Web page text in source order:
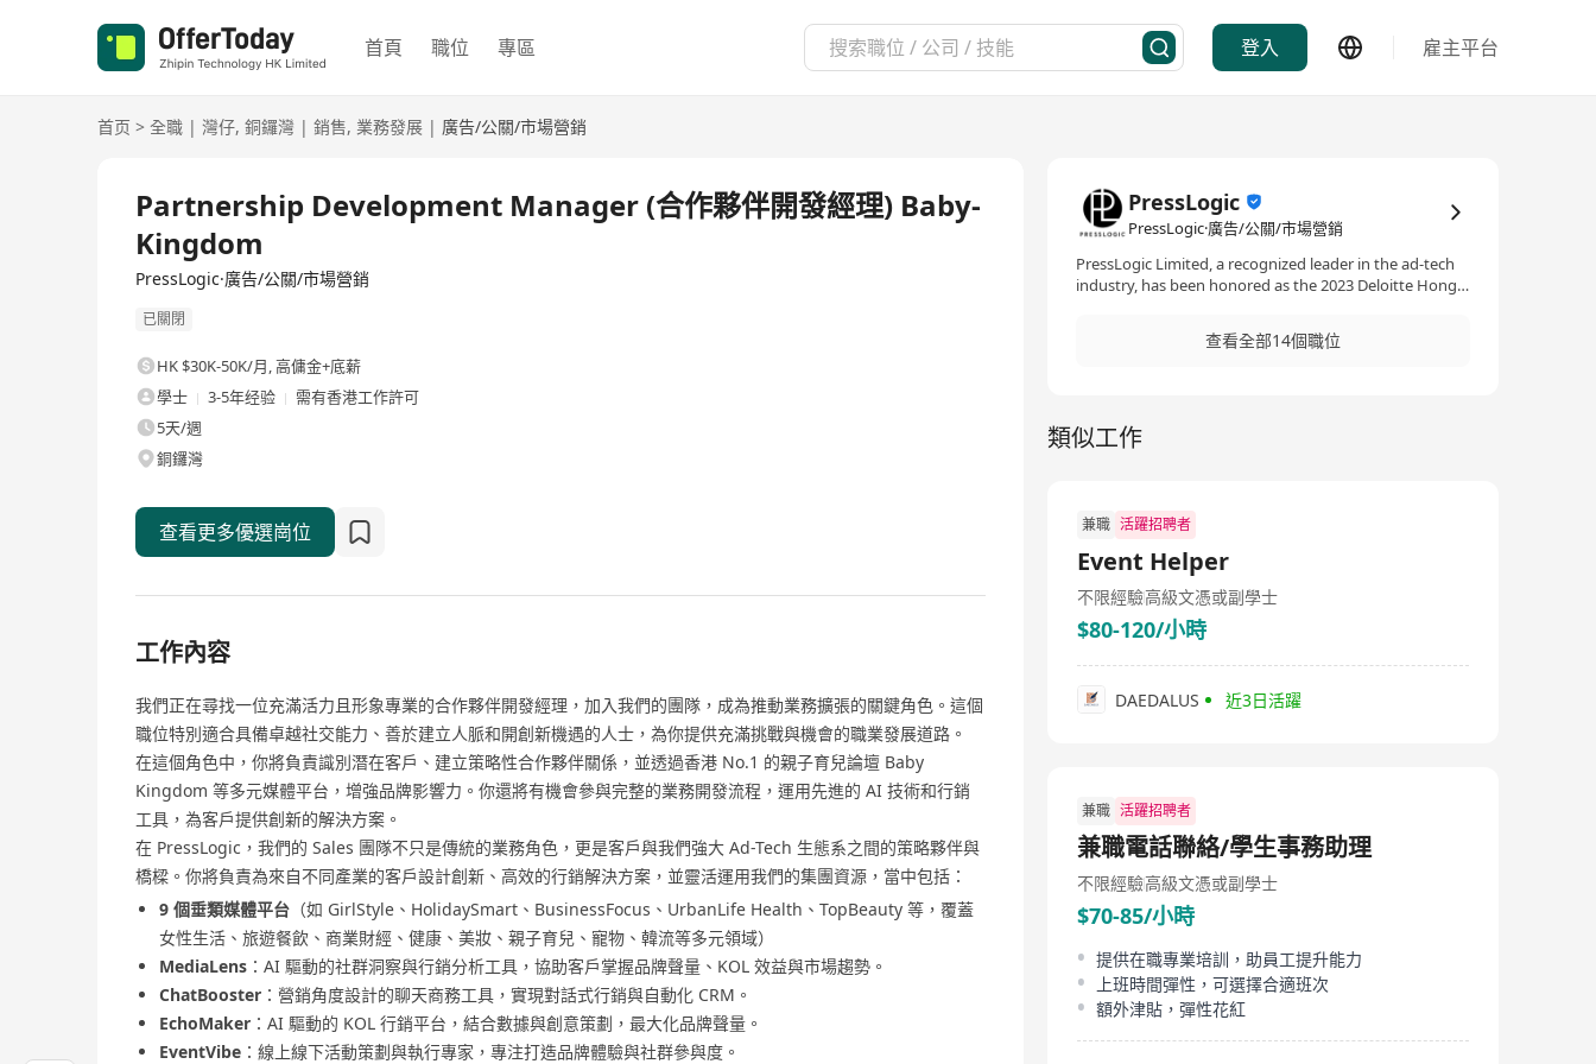
首頁 職位 專區 登入 雇主平台
首页 > 全職 | 灣仔, 銅鑼灣 | 銷售, 業務發展 | 廣告/公關/市場營銷
Partnership Development Manager (合作夥伴開發經理) Baby-
Kingdom
PressLogic·廣告/公關/市場營銷
已關閉
HK $30K-50K/月,高傭金+底薪
學士
3-5年经验
需有香港工作許可
5天/週
銅鑼灣
查看更多優選崗位
工作內容
我們正在尋找一位充滿活力且形象專業的合作夥伴開發經理，加入我們的團隊，成為推動業務擴張的關鍵角色。這個
職位特別適合具備卓越社交能力、善於建立人脈和開創新機遇的人士，為你提供充滿挑戰與機會的職業發展道路。
在這個角色中，你將負責識別潛在客戶、建立策略性合作夥伴關係，並透過香港 No.1 的親子育兒論壇 Baby
Kingdom 等多元媒體平台，增強品牌影響力。你還將有機會參與完整的業務開發流程，運用先進的 AI 技術和行銷
工具，為客戶提供創新的解決方案。
在 PressLogic，我們的 Sales 團隊不只是傳統的業務角色，更是客戶與我們強大 Ad-Tech 生態系之間的策略夥伴與
橋樑。你將負責為來自不同產業的客戶設計創新、高效的行銷解決方案，並靈活運用我們的集團資源，當中包括：
9 個垂類媒體平台 （如 GirlStyle、HolidaySmart、BusinessFocus、UrbanLife Health、TopBeauty 等，覆蓋
女性生活、旅遊餐飲、商業財經、健康、美妝、親子育兒、寵物、韓流等多元領域）
MediaLens ：AI 驅動的社群洞察與行銷分析工具，協助客戶掌握品牌聲量、KOL 效益與市場趨勢。
ChatBooster ：營銷角度設計的聊天商務工具，實現對話式行銷與自動化 CRM。
EchoMaker ：AI 驅動的 KOL 行銷平台，結合數據與創意策劃，最大化品牌聲量。
EventVibe ：線上線下活動策劃與執行專家，專注打造品牌體驗與社群參與度。
PressLogic
PressLogic·廣告/公關/市場營銷
PressLogic Limited, a recognized leader in the ad-tech
industry, has been honored as the 2023 Deloitte Hong
proud member of the Hong Kong Science &
Technology Park's Elite Program (Information
ad-tech ecosystem group, comprising over 200+
talented individuals across 7 regions. Our headquarter
With our diverse media brands, cutting-edge
solutions, we aim to lead the way in ad-tech innovation
and drive maximum client impact by offering a total
digital marketing solution. Across its social media
accounts & websites, PressLogic accumulates over 17
monthly content impressions. The unprecedented fast-
growing record of PressLogic has attracted the
market’s attention. In 2018, PressLogic successfully
查看全部14個職位
類似工作
兼職 活躍招聘者
Event Helper
不限經驗高級文憑或副學士
$80-120/小時
DAEDALUS 近3日活躍
兼職 活躍招聘者
兼職電話聯絡/學生事務助理
不限經驗高級文憑或副學士
$70-85/小時
提供在職專業培訓，助員工提升能力
上班時間彈性，可選擇合適班次
額外津貼，彈性花紅